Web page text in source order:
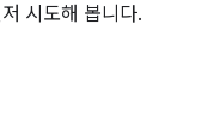
시도해 봅니다.